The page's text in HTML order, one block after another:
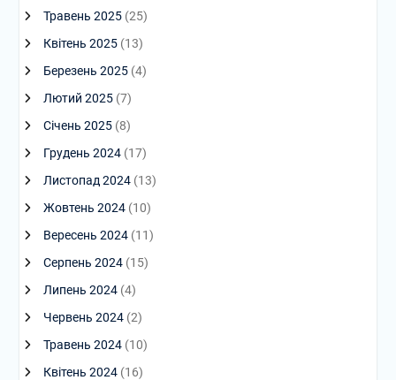
Травень 2025(25)
Квітень 2025(13)
Березень 2025(4)
Лютий 2025(7)
Січень 2025(8)
Грудень 2024(17)
Листопад 2024(13)
Жовтень 2024(10)
Вересень 2024(11)
Серпень 2024(15)
Липень 2024(4)
Червень 2024(2)
Травень 2024(10)
Квітень 2024(16)